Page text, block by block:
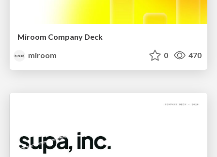
Miroom Company Deck
miroom
0 470